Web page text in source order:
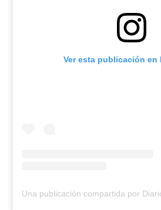
Ver esta publicación en